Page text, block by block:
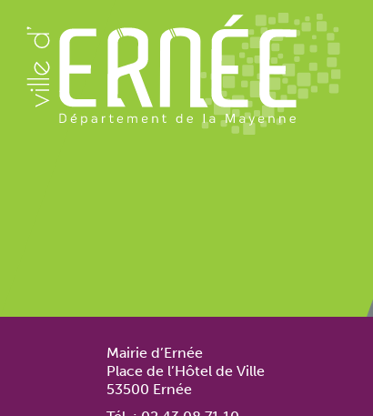
Mairie d’Ernée
Place de l’Hôtel de Ville
53500 Ernée